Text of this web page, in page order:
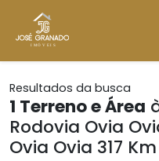
Resultados da busca
1 Terreno e Área
Rodovia Ovia
Ovia Ovia 317